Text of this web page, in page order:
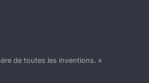
de toutes les inventions. »